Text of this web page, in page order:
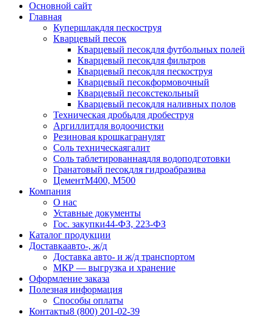
Основной сайт
Главная
Купершлакдля пескоструя
Кварцевый песок
Кварцевый песокдля футбольных полей
Кварцевый песокдля фильтров
Кварцевый песокдля пескоструя
Кварцевый песокформовочный
Кварцевый песокстекольный
Кварцевый песокдля наливных полов
Техническая дробьдля дробеструя
Аргиллитдля водоочистки
Резиновая крошкагранулят
Соль техническаягалит
Соль таблетированнаядля водоподготовки
Гранатовый песокдля гидроабразива
ЦементМ400, М500
Компания
О нас
Уставные документы
Гос. закупки44-ФЗ, 223-ФЗ
Каталог продукции
Доставкаавто-, ж/д
Доставка авто- и ж/д транспортом
МКР — выгрузка и хранение
Оформление заказа
Полезная информация
Способы оплаты
Контакты8 (800) 201-02-39